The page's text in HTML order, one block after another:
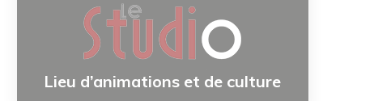
Lieu d’animations et de culture